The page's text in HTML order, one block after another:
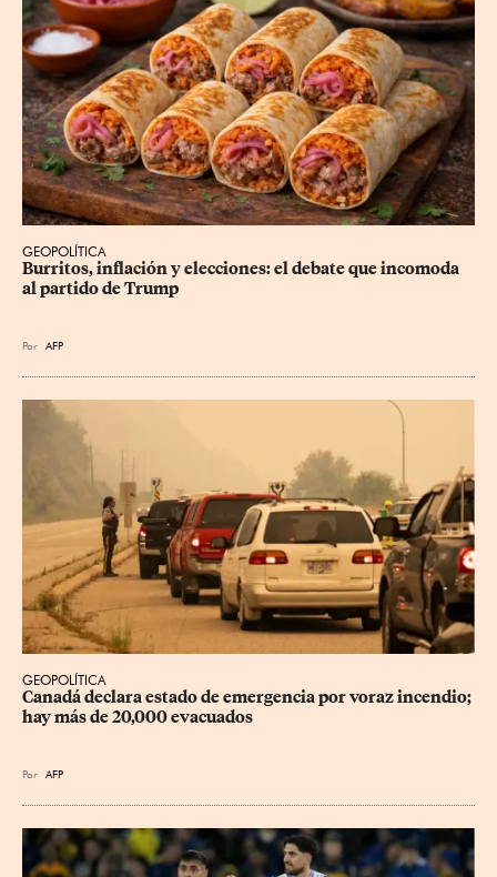
GEOPOLÍTICA
Burritos, inflación y elecciones: el debate que incomoda
al partido de Trump
Por AFP
GEOPOLÍTICA
Canadá declara estado de emergencia por voraz incendio;
hay más de 20,000 evacuados
Por AFP